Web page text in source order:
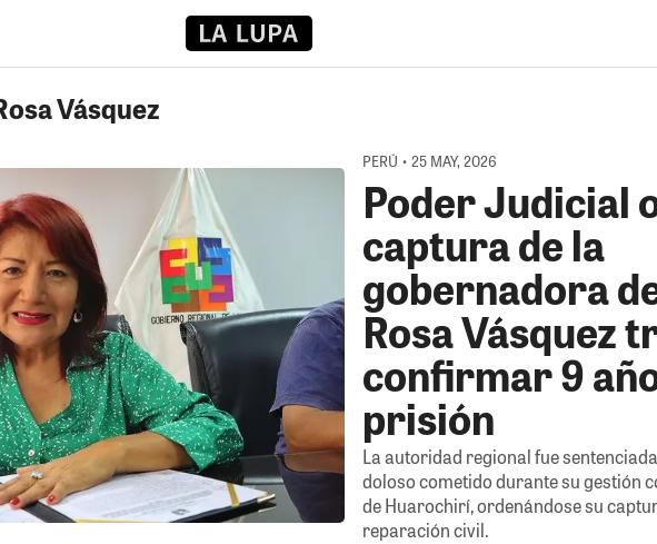
Vásquez
PERÚ • 25 MAY, 2026
Poder Judicial
captura de la
gobernadora
Rosa Vásquez
confirmar 9
prisión
La autoridad regional fue
doloso cometido durante su gestión
de Huarochirí, ordenándose su
reparación civil.